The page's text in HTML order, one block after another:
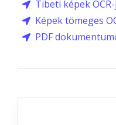
Tibeti képek
Képek tömeges
PDF